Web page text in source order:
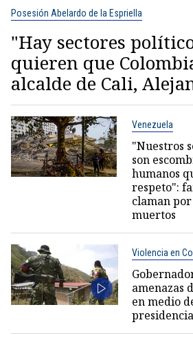
Posesión Abelardo de la Espriella
"Hay sectores
quieren que
alcalde de Cali,
Venezuela
"Nuestros
son
humanos
respeto":
claman
muertos
Violencia en
amenazas
en medio